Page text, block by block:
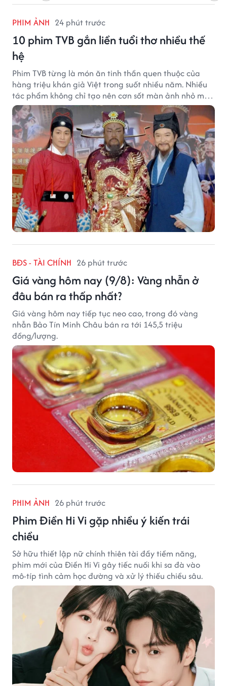
PHIM ẢNH 24 phút trước
10 phim TVB gắn liền tuổi thơ nhiều thế
hệ
Phim TVB từng là món ăn tinh thần quen thuộc của
hàng triệu khán giả Việt trong suốt nhiều năm. Nhiều
tác phẩm không chỉ tạo nên cơn sốt màn ảnh nhỏ mà
còn trở thành ký ức khó quên của cả một thế hệ.
BĐS - TÀI CHÍNH 26 phút trước
Giá vàng hôm nay (9/8): Vàng nhẫn ở
đâu bán ra thấp nhất?
Giá vàng hôm nay tiếp tục neo cao, trong đó vàng
nhẫn Bảo Tín Minh Châu bán ra tới 145,5 triệu
đồng/lượng.
PHIM ẢNH 26 phút trước
Phim Điền Hi Vi gặp nhiều ý kiến trái
chiều
Sở hữu thiết lập nữ chính thiên tài đầy tiềm năng,
phim mới của Điền Hi Vi gây tiếc nuối khi sa đà vào
mô-típ tình cảm học đường và xử lý thiếu chiều sâu.